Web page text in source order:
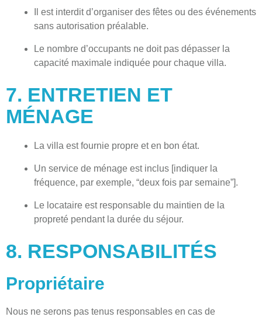
Il est interdit d’organiser des fêtes ou des événements
sans autorisation préalable.
Le nombre d’occupants ne doit pas dépasser la
capacité maximale indiquée pour chaque villa.
7. ENTRETIEN ET
MÉNAGE
La villa est fournie propre et en bon état.
Un service de ménage est inclus [indiquer la
fréquence, par exemple, “deux fois par semaine”].
Le locataire est responsable du maintien de la
propreté pendant la durée du séjour.
8. RESPONSABILITÉS
Propriétaire
Nous ne serons pas tenus responsables en cas de